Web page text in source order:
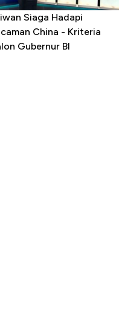
Siaga Hadapi
China - Kriteria
Gubernur BI